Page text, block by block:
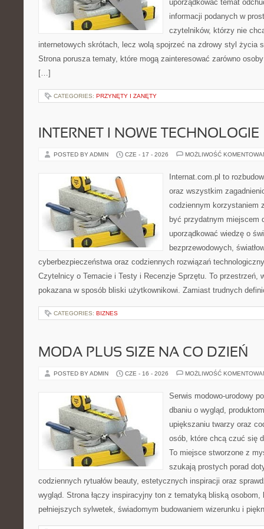
uporządkować temat
informacji podanych w
czytelników, którzy nie
internetowych skrótach, lecz wolą spojrzeć na zdrowy styl życia
Strona porusza tematy, które mogą zainteresować zarówno
[…]
CATEGORIES: PRZYNĘTY I ZANĘTY
INTERNET I NOWE TECHNOLOGIE
POSTED BY ADMIN CZE - 17 - 2026 MOŻLIWOŚĆ
Internat.com.pl to
oraz wszystkim
codziennym korzystaniem
być przydatnym miejscem
uporządkować wiedzę o
bezprzewodowych,
cyberbezpieczeństwa oraz codziennych rozwiązań
Czytelnicy o Temacie i Testy i Recenzje Sprzętu. To przestrzeń,
pokazana w sposób bliski użytkownikowi. Zamiast trudnych
CATEGORIES: BIZNES
MODA PLUS SIZE NA CO DZIEŃ
POSTED BY ADMIN CZE - 16 - 2026 MOŻLIWOŚĆ
Serwis modowo-urodowy
dbaniu o wygląd,
upiększaniu twarzy oraz
osób, które chcą czuć się
To miejsce stworzone z
szukają prostych porad
codziennych rytuałów beauty, estetycznych inspiracji oraz
wygląd. Strona łączy inspiracyjny ton z tematyką bliską
pełniejszych sylwetek, świadomym budowaniem wizerunku i